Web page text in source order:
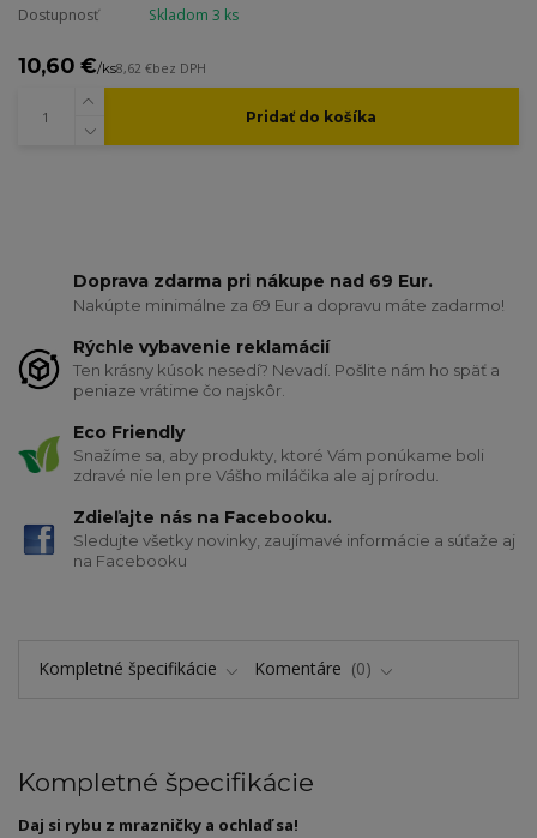
Dostupnosť Skladom 3 ks
10,60 €/ks8,62 €bez DPH
Pridať do košíka
Doprava zdarma pri nákupe nad 69 Eur.
Nakúpte minimálne za 69 Eur a dopravu máte zadarmo!
Rýchle vybavenie reklamácií
Ten krásny kúsok nesedí? Nevadí. Pošlite nám ho späť a
peniaze vrátime čo najskôr.
Eco Friendly
Snažíme sa, aby produkty, ktoré Vám ponúkame boli
zdravé nie len pre Vášho miláčika ale aj prírodu.
Zdieľajte nás na Facebooku.
Sledujte všetky novinky, zaujímavé informácie a súťaže aj
na Facebooku
Kompletné špecifikácie Komentáre 0
Kompletné špecifikácie
Daj si rybu z mrazničky a ochlaď sa!